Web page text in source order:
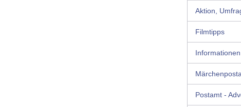
Aktion,
Filmtipps
Informationen
Postamt -